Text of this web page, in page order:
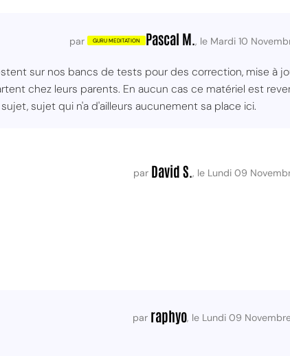
par Pascal M. , le Mardi 10
sur nos bancs de tests pour des correction, mise à
chez leurs parents. En aucun cas ce matériel est
sujet qui n'a d'ailleurs aucunement sa place ici.
par David S. , le Lundi 09
par raphyo, le Lundi 09